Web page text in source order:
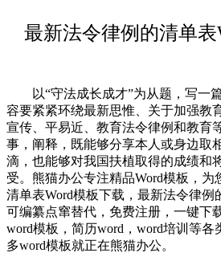
最新法令律例的清单表
以“守法成长成才”为从题，写一篇
容要紧紧环绕最新思惟、关于加强教
宣传、平易近、教育法令律例和教育
事，阐释，既能够分享本人或身边取
滴，也能够对我国扶植取得的成绩和
受。熊猫办公专注精品Word模板，为
清单表Word模板下载，最新法令律例
可编纂点窜替代，免费注册，一键下
word模板，简历word，word培训等各
多word模板就正在熊猫办公。